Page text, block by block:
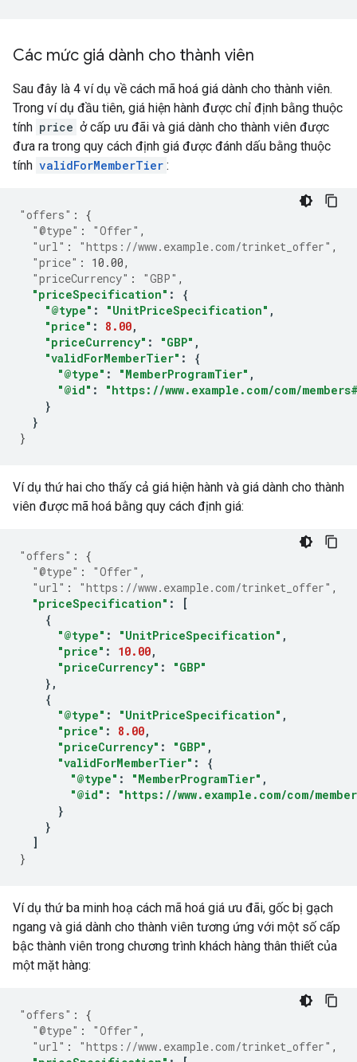
Các mức giá dành cho thành viên
Sau đây là 4 ví dụ về cách mã hoá giá dành cho thành viên.
Trong ví dụ đầu tiên, giá hiện hành được chỉ định bằng thuộc
tính price ở cấp ưu đãi và giá dành cho thành viên được
đưa ra trong quy cách định giá được đánh dấu bằng thuộc
tính validForMemberTier :
"offers" :
{
"@type" : "Offer" ,
"url" : "https://www.example.com/trinket_offer" ,
"price" : 10.00,
"priceCurrency" : "GBP" ,
"priceSpecification" :
{
"@type" : "UnitPriceSpecification" ,
"price" : 8.00,
"priceCurrency" : "GBP" ,
"validForMemberTier" :
{
"@type" : "MemberProgramTier" ,
"@id" :
"https://www.example.com/com/
}
}
}
Ví dụ thứ hai cho thấy cả giá hiện hành và giá dành cho thành
viên được mã hoá bằng quy cách định giá:
"offers" :
{
"@type" : "Offer" ,
"url" : "https://www.example.com/trinket_offer" ,
"priceSpecification" :
[
{
"@type" : "UnitPriceSpecification" ,
"price" : 10.00,
"priceCurrency" :
"GBP"
},
{
"@type" : "UnitPriceSpecification" ,
"price" : 8.00,
"priceCurrency" : "GBP" ,
"validForMemberTier" :
{
"@type" : "MemberProgramTier" ,
"@id" :
"https://www.example.com/com/
}
}
]
}
Ví dụ thứ ba minh hoạ cách mã hoá giá ưu đãi, gốc bị gạch
ngang và giá dành cho thành viên tương ứng với một số cấp
bậc thành viên trong chương trình khách hàng thân thiết của
một mặt hàng:
"offers" :
{
"@type" : "Offer" ,
"url" : "https://www.example.com/trinket_offer" ,